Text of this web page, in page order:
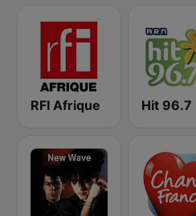
RFI Afrique Hit 96.7